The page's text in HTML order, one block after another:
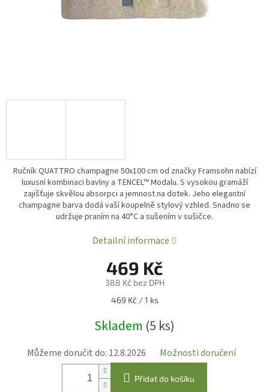
469 Kč
388 Kč bez DPH
Měrná
469 Kč / 1 ks
Skladem (5 ks)
Můžeme doručit do: 12.8.2026 Možnosti doručení
Přidat do košíku
Ručník QUATTRO champagne 50x100 cm od značky Framsohn nabízí
luxusní kombinaci bavlny a TENCEL™ Modalu. S vysokou gramáží
zajišťuje skvělou absorpci a jemnost na dotek. Jeho elegantní
champagne barva dodá vaší koupelně stylový vzhled. Snadno se
udržuje praním na 40°C a sušením v sušičce.
Detailní informace